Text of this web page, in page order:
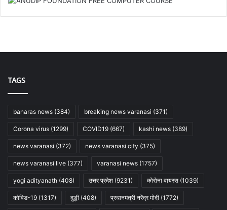
TAGS
banaras news (384) breaking news varanasi (371)
Corona virus (1299) COVID19 (667) kashi news (389)
news varanasi (372) news varanasi city (375)
news varanasi live (377) varanasi news (1757)
yogi adityanath (408) उत्तर प्रदेश (9231) कोरोना वायरस (1039)
कोविड-19 (1317) दुद्धी (408) प्रधानमंत्री नरेंद्र मोदी (1772)